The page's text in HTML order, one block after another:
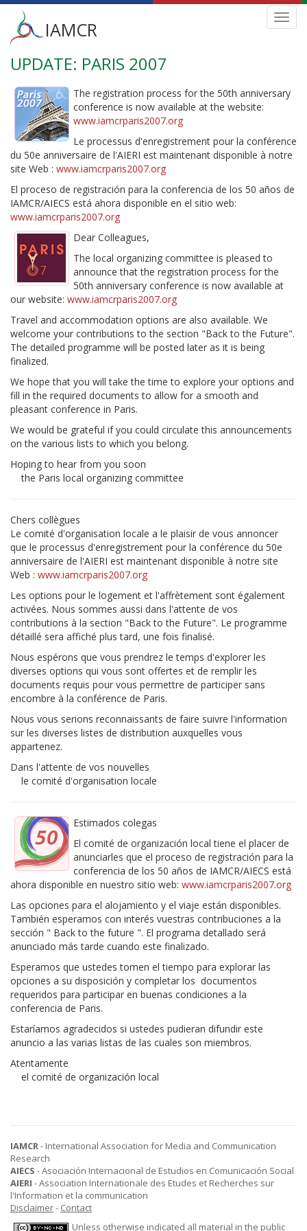
Skip
main
content
Main
menu
IAMCR
UPDATE: PARIS 2007
The registration process for the 50th anniversary
conference is now available at the website:
www.iamcrparis2007.org
Le processus d'enregistrement pour la conférence
du 50e anniversaire de l'AIERI est maintenant disponible à notre
site Web : www.iamcrparis2007.org
El proceso de registración para la conferencia de los 50 años de
IAMCR/AIECS está ahora disponible en el sitio web:
www.iamcrparis2007.org
Dear Colleagues,
The local organizing committee is pleased to
announce that the registration process for the
50th anniversary conference is now available at
our website: www.iamcrparis2007.org
Travel and accommodation options are also available. We
welcome your contributions to the section "Back to the Future".
The detailed programme will be posted later as it is being
finalized.
We hope that you will take the time to explore your options and
fill in the required documents to allow for a smooth and
pleasant conference in Paris.
We would be grateful if you could circulate this announcements
on the various lists to which you belong.
Hoping to hear from you soon
the Paris local organizing committee
Chers collègues
Le comité d'organisation locale a le plaisir de vous annoncer
que le processus d'enregistrement pour la conférence du 50e
anniversaire de l'AIERI est maintenant disponible à notre site
Web : www.iamcrparis2007.org
Les options pour le logement et l'affrètement sont également
activées. Nous sommes aussi dans l'attente de vos
contributions à la section "Back to the Future". Le programme
détaillé sera affiché plus tard, une fois finalisé.
Nous espérons que vous prendrez le temps d'explorer les
diverses options qui vous sont offertes et de remplir les
documents requis pour vous permettre de participer sans
encombre à la conférence de Paris.
Nous vous serions reconnaissants de faire suivre l'information
sur les diverses listes de distribution auxquelles vous
appartenez.
Dans l'attente de vos nouvelles
le comité d'organisation locale
Estimados colegas
El comité de organización local tiene el placer de
anunciarles que el proceso de registración para la
conferencia de los 50 años de IAMCR/AIECS está
ahora disponible en nuestro sitio web: www.iamcrparis2007.org
Las opciones para el alojamiento y el viaje están disponibles.
También esperamos con interés vuestras contribuciones a la
sección " Back to the future ". El programa detallado será
anunciado más tarde cuando este finalizado.
Esperamos que ustedes tomen el tiempo para explorar las
opciones a su disposición y completar los documentos
requeridos para participar en buenas condiciones a la
conferencia de Paris.
Estaríamos agradecidos si ustedes pudieran difundir este
anuncio a las varias listas de las cuales son miembros.
Atentamente
el comité de organización local
IAMCR- International Association for Media and Communication
Research
AIECS - Asociación Internacional de Estudios en Comunicación Social
AIERI - Association Internationale des Etudes et Recherches sur
l'Information et la communication
Disclaimer- Contact
Unless otherwise indicated all material in the public